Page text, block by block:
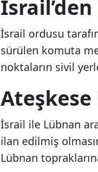
İsrail ordusu
sürülen komuta
noktaların sivil
İsrail ile Lübnan
ilan edilmiş
Lübnan